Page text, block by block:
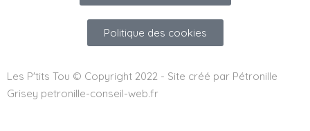
Politique des cookies
Les P'tits Tou © Copyright 2022 - Site créé par Pétronille
Grisey petronille-conseil-web.fr